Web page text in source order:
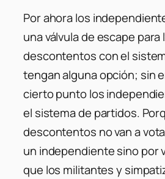
Por ahora los
una válvula de escape
descontentos con el
tengan alguna opción; sin
cierto punto los
el sistema de partidos.
descontentos no van a
un independiente sino por
que los militantes y